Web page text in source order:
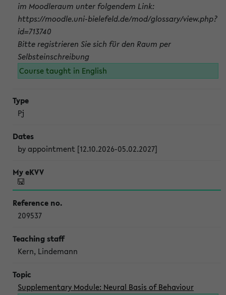
im Moodleraum unter folgendem Link:
https://moodle.uni-bielefeld.de/mod/glossary/view.php?
id=713740
Bitte registrieren Sie sich für den Raum per
Selbsteinschreibung
Course taught in English
Pj
by appointment [12.10.2026-05.02.2027]
209537
Kern, Lindemann
Supplementary Module: Neural Basis of Behaviour